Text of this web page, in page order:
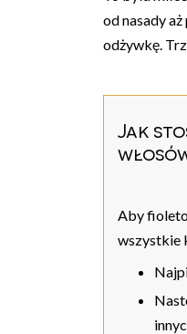
od nasady
odżywkę.
Jak
Aby
wszystkie